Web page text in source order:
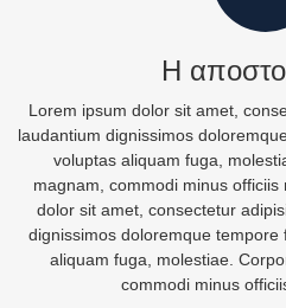
Η
Lorem ipsum dolor sit amet,
laudantium dignissimos
voluptas aliquam fuga,
magnam, commodi minus
dolor sit amet, consectetur
dignissimos doloremque
aliquam fuga, molestiae.
commodi minus